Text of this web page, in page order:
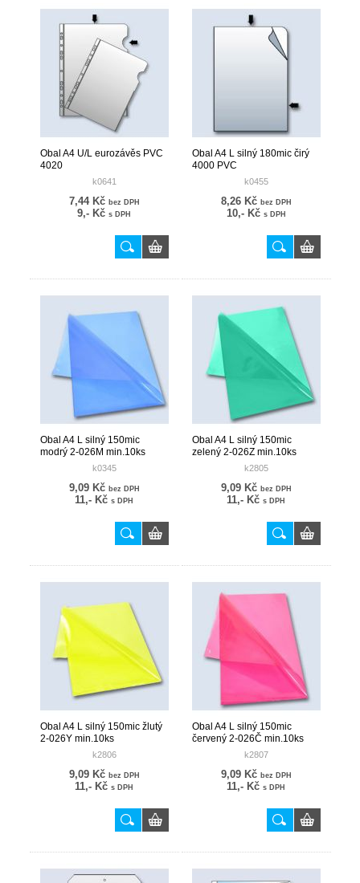
Obal A4 U/L eurozávěs PVC
4020
k0641
7,44 Kč bez DPH
9,- Kč s DPH
Obal A4 L silný 180mic čirý
4000 PVC
k0455
8,26 Kč bez DPH
10,- Kč s DPH
Obal A4 L silný 150mic
modrý 2-026M min.10ks
k0345
9,09 Kč bez DPH
11,- Kč s DPH
Obal A4 L silný 150mic
zelený 2-026Z min.10ks
k2805
9,09 Kč bez DPH
11,- Kč s DPH
Obal A4 L silný 150mic žlutý
2-026Y min.10ks
k2806
9,09 Kč bez DPH
11,- Kč s DPH
Obal A4 L silný 150mic
červený 2-026Č min.10ks
k2807
9,09 Kč bez DPH
11,- Kč s DPH